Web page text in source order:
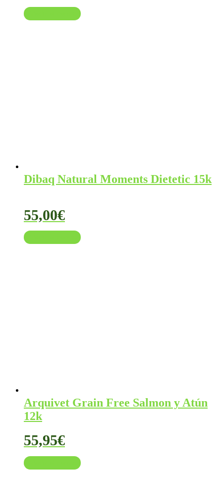
precio
original
Dibaq Natural Moments Dietetic 15k
55,00€
Arquivet Grain Free Salmon y Atún
12k
55,95€